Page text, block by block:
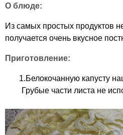
О блюде:
Из самых простых продуктов
получается очень вкусное
Приготовление:
1.Белокочанную капусту
Грубые части листа не